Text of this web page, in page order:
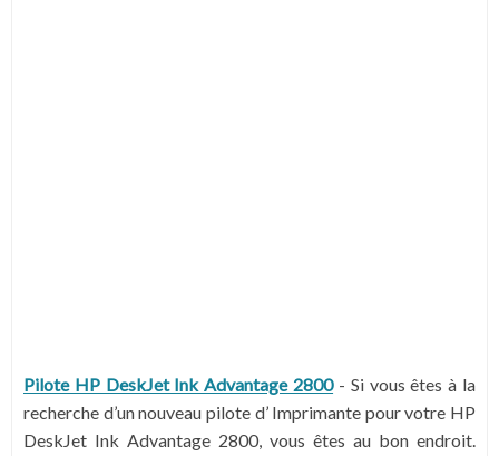
Pilote HP DeskJet Ink Advantage 2800- Si vous êtes à la
recherche d’un nouveau pilote d’ Imprimante pour votre HP
DeskJet Ink Advantage 2800, vous êtes au bon endroit.